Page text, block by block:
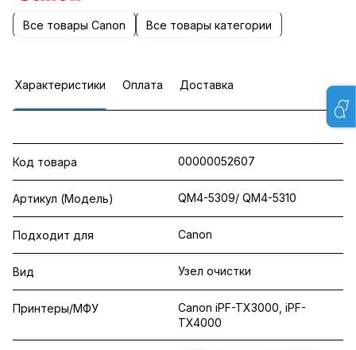
Все товары Canon Все товары категории
Характеристики Оплата Доставка
Код товара 00000052607
Артикул (Модель) QM4-5309/ QM4-5310
Подходит для Canon
Вид Узел очистки
Принтеры/МФУ
Canon iPF-TX3000, iPF-
TX4000